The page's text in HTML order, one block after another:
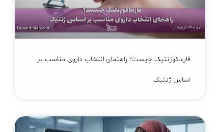
فارماکوژنتیک چیست؟ راهنمای انتخاب داروی مناسب بر
اساس ژنتیک